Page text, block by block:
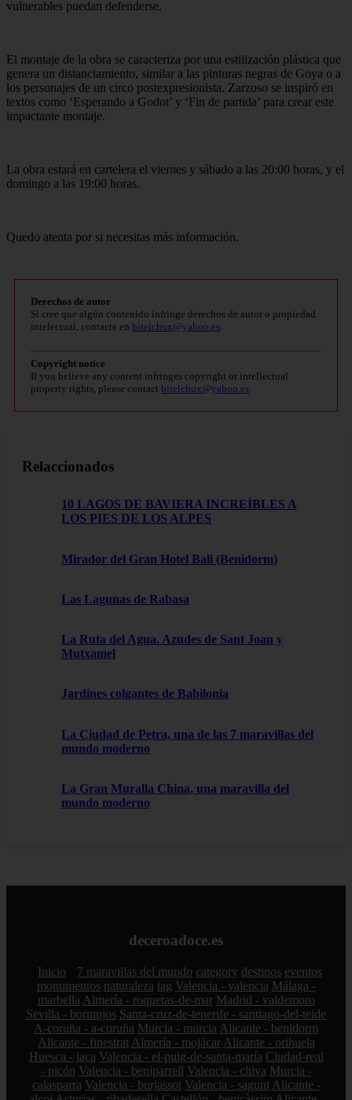
vulnerables puedan defenderse.
El montaje de la obra se caracteriza por una estilización plástica que
genera un distanciamiento, similar a las pinturas negras de Goya o a
los personajes de un circo postexpresionista. Zarzoso se inspiró en
textos como ‘Esperando a Godot’ y ‘Fin de partida’ para crear este
impactante montaje.
La obra estará en cartelera el viernes y sábado a las 20:00 horas, y el
domingo a las 19:00 horas.
Quedo atenta por si necesitas más información.
Derechos de autor
Si cree que algún contenido infringe derechos de autor o propiedad
intelectual, contacte en bitelchux@yahoo.es
Copyright notice
If you believe any content infringes copyright or intellectual
property rights, please contact bitelchux@yahoo.es
Relaccionados
10 LAGOS DE BAVIERA INCREÍBLES A
LOS PIES DE LOS ALPES
Mirador del Gran Hotel Bali (Benidorm)
Las Lagunas de Rabasa
La Ruta del Agua. Azudes de Sant Joan y
Mutxamel
Jardines colgantes de Babilonia
La Ciudad de Petra, una de las 7 maravillas del
mundo moderno
La Gran Muralla China, una maravilla del
mundo moderno
deceroadoce.es
Inicio 7 maravillas del mundo category destinos eventos
monumentos naturaleza tag Valencia - valencia Málaga -
marbella Almería - roquetas-de-mar Madrid - valdemoro
Sevilla - bormujos Santa-cruz-de-tenerife - santiago-del-teide
A-coruña - a-coruña Murcia - murcia Alicante - benidorm
Alicante - finestrat Almería - mojácar Alicante - orihuela
Huesca - jaca Valencia - el-puig-de-santa-maría Ciudad-real
- picón Valencia - beniparrell Valencia - chiva Murcia -
calasparra Valencia - burjassot Valencia - sagunt Alicante -